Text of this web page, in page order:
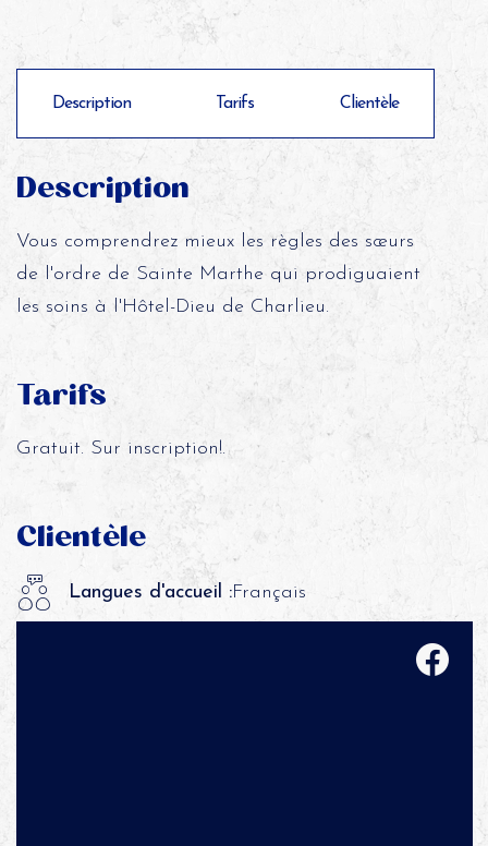
Description Tarifs Clientèle
Description
Vous comprendrez mieux les règles des sœurs
de l'ordre de Sainte Marthe qui prodiguaient
les soins à l'Hôtel-Dieu de Charlieu.
Tarifs
Gratuit. Sur inscription!.
Clientèle
Langues d'accueil :Français